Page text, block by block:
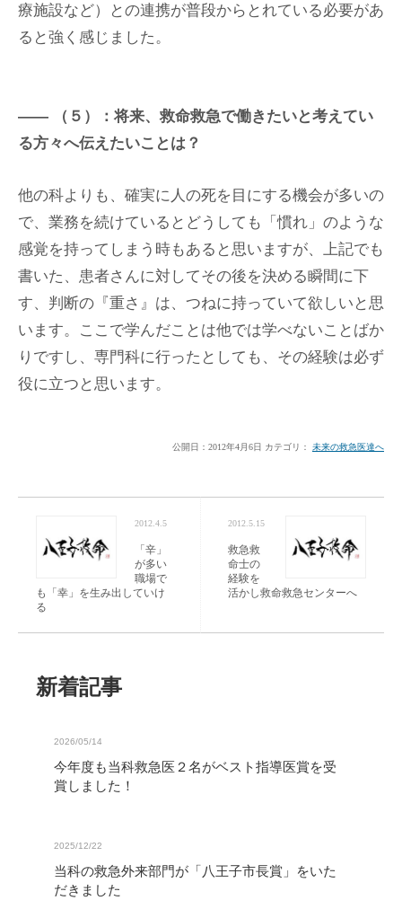
療施設など）との連携が普段からとれている必要があ
ると強く感じました。
（５）：将来、救命救急で働きたいと考えてい
る方々へ伝えたいことは？
他の科よりも、確実に人の死を目にする機会が多いの
で、業務を続けているとどうしても「慣れ」のような
感覚を持ってしまう時もあると思いますが、上記でも
書いた、患者さんに対してその後を決める瞬間に下
す、判断の『重さ』は、つねに持っていて欲しいと思
います。ここで学んだことは他では学べないことばか
りですし、専門科に行ったとしても、その経験は必ず
役に立つと思います。
公開日： 2012年4月6日 カテゴリ： 未来の救急医達へ
2012.4.5
「辛」
が多い
職場で
も「幸」を生み出していけ
る
2012.5.15
救急救
命士の
経験を
活かし救命救急センターへ
新着記事
2026/05/14
今年度も当科救急医２名がベスト指導医賞を受
賞しました！
2025/12/22
当科の救急外来部門が「八王子市長賞」をいた
だきました